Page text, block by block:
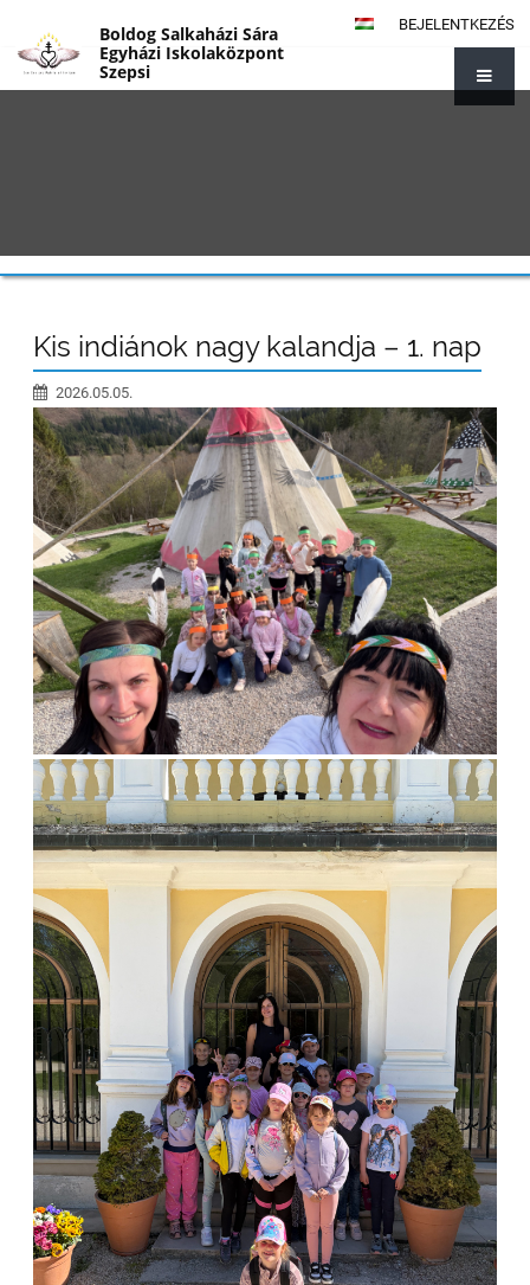
BEJELENTKEZÉS
Boldog Salkaházi Sára
Egyházi Iskolaközpont
Szepsi
Kis indiánok nagy kalandja – 1. nap
2026.05.05.